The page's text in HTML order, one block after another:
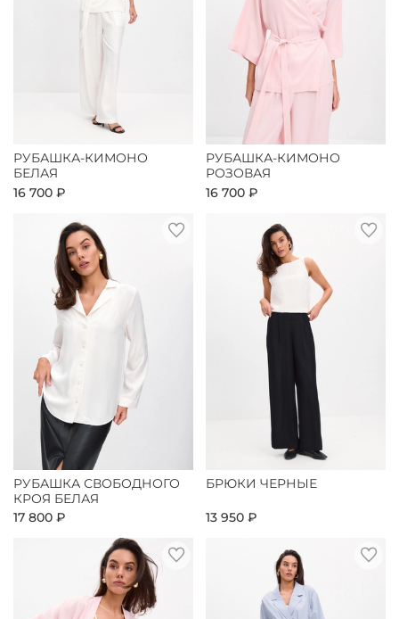
РУБАШКА-КИМОНО
БЕЛАЯ
16 700 ₽
РУБАШКА-КИМОНО
РОЗОВАЯ
16 700 ₽
РУБАШКА СВОБОДНОГО
КРОЯ БЕЛАЯ
17 800 ₽
БРЮКИ ЧЕРНЫЕ
13 950 ₽